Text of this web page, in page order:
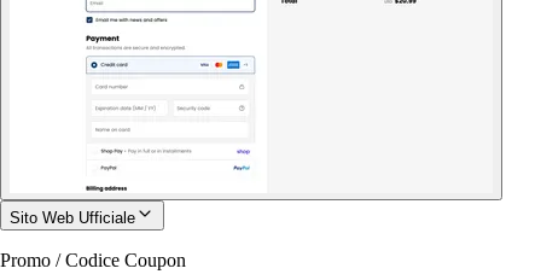
Sito Web Ufficiale
Promo / Codice Coupon